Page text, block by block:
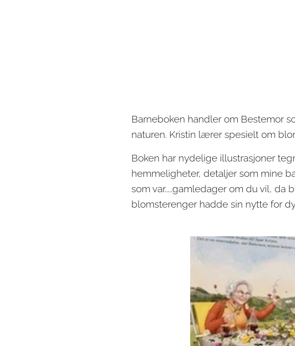
Barneboken handler om Bestemor
naturen. Kristin lærer spesielt om
Boken har nydelige illustrasjoner
hemmeligheter, detaljer som mine
som var.....gamledager om du vil,
blomsterenger hadde sin nytte for